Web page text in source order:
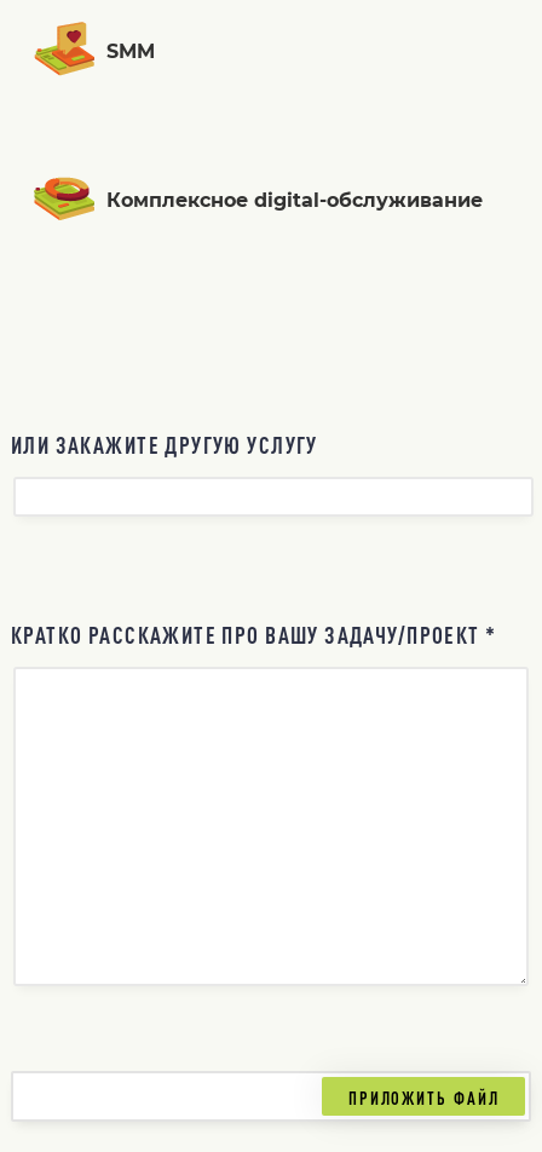
SMM
Комплексное digital-обслуживание
ИЛИ ЗАКАЖИТЕ ДРУГУЮ УСЛУГУ
КРАТКО РАССКАЖИТЕ ПРО ВАШУ ЗАДАЧУ/ПРОЕКТ *